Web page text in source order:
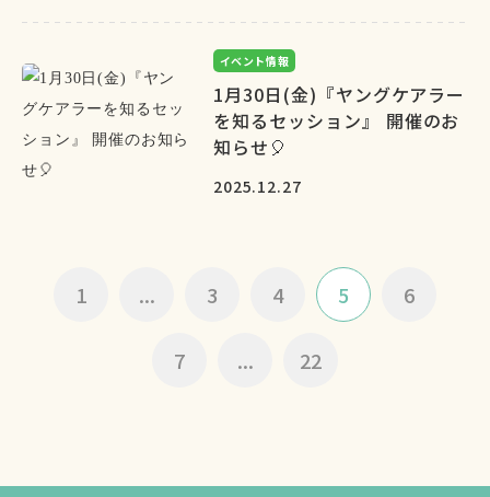
イベント情報
1月30日(金)『ヤングケアラー
を知るセッション』 開催のお
知らせ🎈
2025.12.27
1 ... 3 4 5 6
7 ... 22